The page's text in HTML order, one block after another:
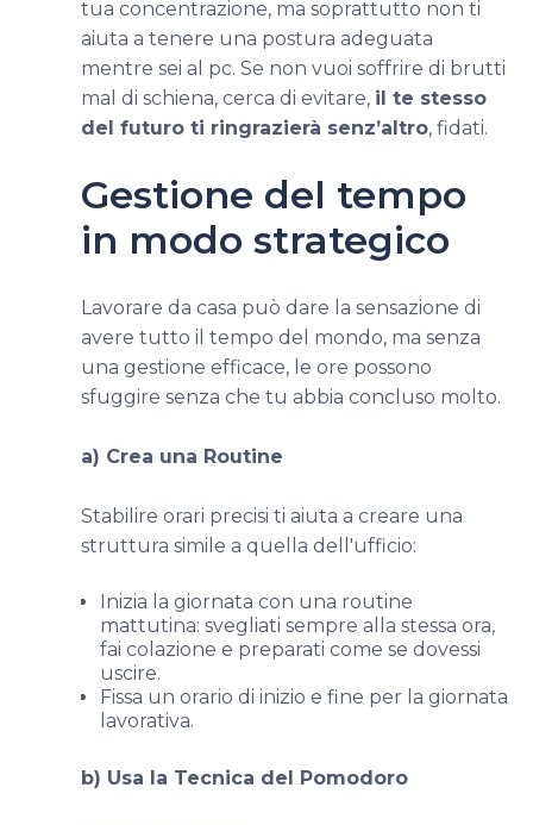
tua concentrazione, ma soprattutto non ti
aiuta a tenere una postura adeguata
mentre sei al pc. Se non vuoi soffrire di brutti
mal di schiena, cerca di evitare, il te stesso
del futuro ti ringrazierà senz’altro, fidati.
Gestione del tempo
in modo strategico
Lavorare da casa può dare la sensazione di
avere tutto il tempo del mondo, ma senza
una gestione efficace, le ore possono
sfuggire senza che tu abbia concluso molto.
a) Crea una Routine
Stabilire orari precisi ti aiuta a creare una
struttura simile a quella dell'ufficio:
Inizia la giornata con una routine
mattutina: svegliati sempre alla stessa ora,
fai colazione e preparati come se dovessi
uscire.
Fissa un orario di inizio e fine per la giornata
lavorativa.
b) Usa la Tecnica del Pomodoro